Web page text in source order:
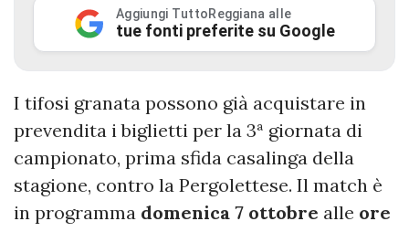
Aggiungi TuttoReggiana alle
tue fonti preferite su Google
I tifosi granata possono già acquistare in
prevendita i biglietti per la 3ª giornata di
campionato, prima sfida casalinga della
stagione, contro la Pergolettese. Il match è
in programma domenica 7 ottobre alle ore